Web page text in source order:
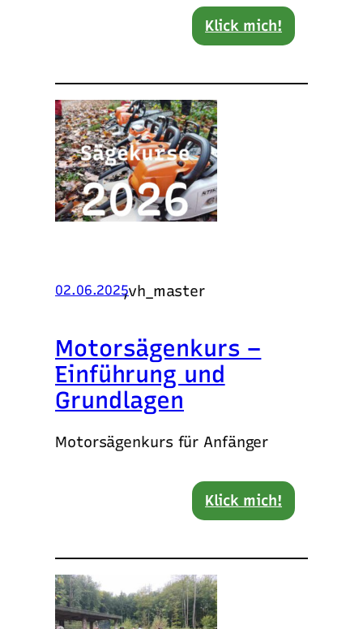
Klick mich!
02.06.2025
,vh_master
Motorsägenkurs –
Einführung und
Grundlagen
Motorsägenkurs für Anfänger
Klick mich!